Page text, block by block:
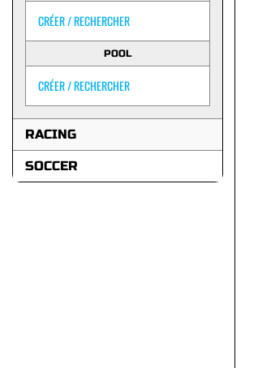
CRÉER / RECHERCHER
POOL
CRÉER / RECHERCHER
RACING
SOCCER